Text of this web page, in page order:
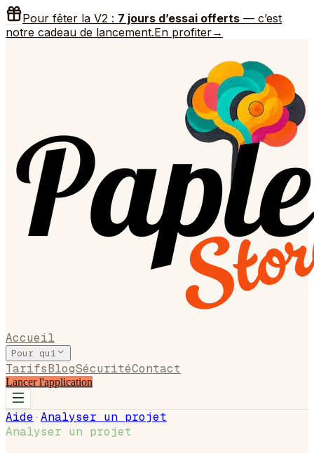
Pour fêter la V2 : 7 jours d’essai offerts — c’est
notre cadeau de lancement.En profiter→
Accueil
Pour qui
TarifsBlogSécuritéContact
Lancer l'application
Aide· Analyser un projet
Analyser un projet